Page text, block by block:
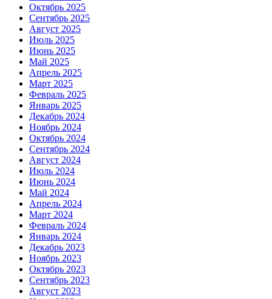
Октябрь 2025
Сентябрь 2025
Август 2025
Июль 2025
Июнь 2025
Май 2025
Апрель 2025
Март 2025
Февраль 2025
Январь 2025
Декабрь 2024
Ноябрь 2024
Октябрь 2024
Сентябрь 2024
Август 2024
Июль 2024
Июнь 2024
Май 2024
Апрель 2024
Март 2024
Февраль 2024
Январь 2024
Декабрь 2023
Ноябрь 2023
Октябрь 2023
Сентябрь 2023
Август 2023